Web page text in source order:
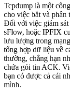
Tcpdump là một
cho việc bắt và
Đối với việc giám
sFlow, hoặc IPFIX
lưu lượng trong
tổng hợp dữ liệu về
thường, chẳng hạn
chứa gói tin ACK.
bạn có được cả cái
mình.